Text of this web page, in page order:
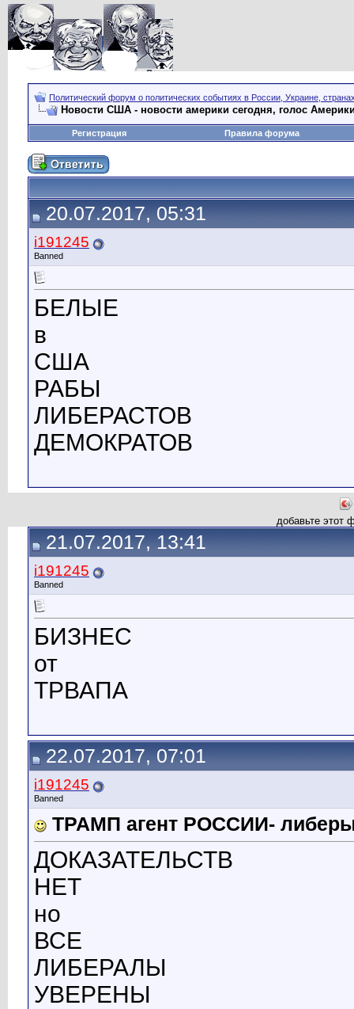
Политический форум о политических событиях в России, Украине,
Новости США - новости америки сегодня, голос
Регистрация Правила форума
20.07.2017, 05:31
i191245
Banned
БЕЛЫЕ
в
США
РАБЫ
ЛИБЕРАСТОВ
ДЕМОКРАТОВ
добавьте этот
21.07.2017, 13:41
i191245
Banned
БИЗНЕС
от
ТРВАПА
22.07.2017, 07:01
i191245
Banned
ТРАМП агент РОССИИ-
ДОКАЗАТЕЛЬСТВ
НЕТ
но
ВСЕ
ЛИБЕРАЛЫ
УВЕРЕНЫ